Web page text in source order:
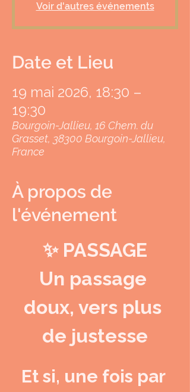
Voir d'autres événements
Date et Lieu
19 mai 2026, 18:30 –
19:30
Bourgoin-Jallieu, 16 Chem. du
Grasset, 38300 Bourgoin-Jallieu,
France
À propos de
l'événement
✨ PASSAGE
Un passage
doux, vers plus
de justesse
Et si, une fois par